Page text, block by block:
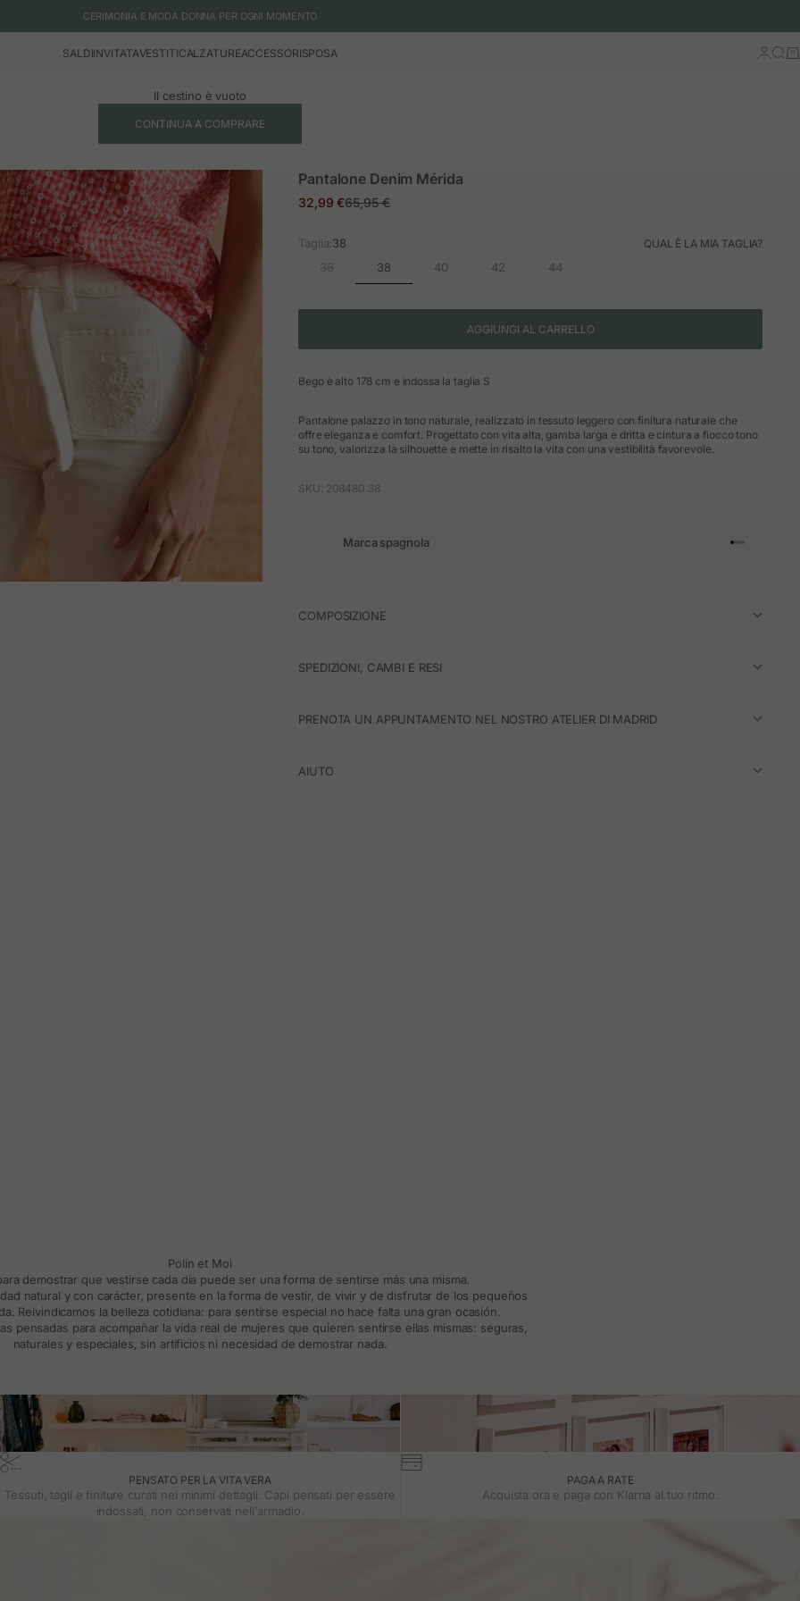
CERIMONIA E MODA DONNA PER OGNI MOMENTO
SALDIINVITATAVESTITICALZATUREACCESSORISPOSA Accedi
Il cestino è vuoto
CONTINUA A COMPRARE
Pantalone Denim Mérida
Prezzo in offerta
32,99 €Prezzo normale
65,95 €
Taglia:38 QUAL È LA MIA TAGLIA?
36 38 40 42 44
AGGIUNGI AL CARRELLO
Bego è alto 178 cm e indossa la taglia S
Pantalone palazzo in tono naturale, realizzato in tessuto leggero con finitura naturale che
offre eleganza e comfort. Progettato con vita alta, gamba larga e dritta e cintura a fiocco tono
su tono, valorizza la silhouette e mette in risalto la vita con una vestibilità favorevole.
SKU: 208480.38
Marca spagnola Vai
Vai
Vai
Vai
COMPOSIZIONE
SPEDIZIONI, CAMBI E RESI
PRENOTA UN APPUNTAMENTO NEL NOSTRO ATELIER DI MADRID
AIUTO
Polín et Moi
demostrar que vestirse cada día puede ser una forma de sentirse más una misma.
natural y con carácter, presente en la forma de vestir, de vivir y de disfrutar de los pequeños
Reivindicamos la belleza cotidiana: para sentirse especial no hace falta una gran ocasión.
pensadas para acompañar la vida real de mujeres que quieren sentirse ellas mismas: seguras,
naturales y especiales, sin artificios ni necesidad de demostrar nada.
PENSATO PER LA VITA VERA
Tessuti, tagli e finiture curati nei minimi dettagli. Capi pensati per essere
indossati, non conservati nell'armadio.
PAGA A RATE
Acquista ora e paga con Klarna al tuo ritmo.